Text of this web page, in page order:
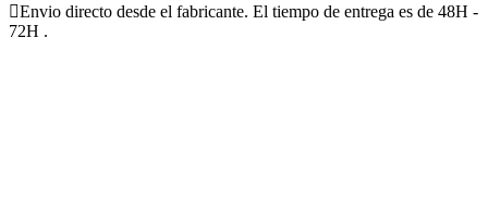
Envio directo desde el fabricante. El tiempo de entrega es de 48H -
72H .